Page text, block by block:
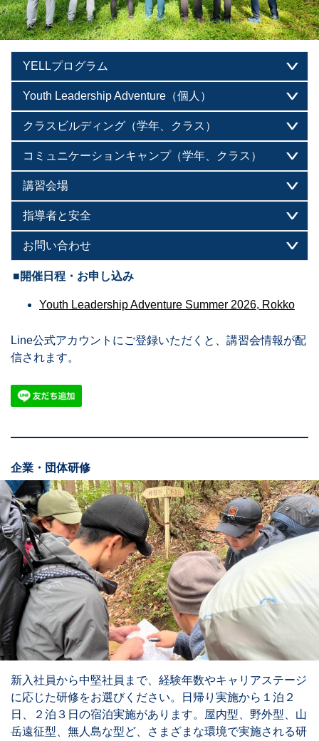
YELLプログラム
Youth Leadership Adventure（個人）
クラスビルディング（学年、クラス）
コミュニケーションキャンプ（学年、クラス）
講習会場
指導者と安全
お問い合わせ
■開催日程・お申し込み
Youth Leadership Adventure Summer 2026, Rokko
Line公式アカウントにご登録いただくと、講習会情報が配
信されます。
企業・団体研修
新入社員から中堅社員まで、経験年数やキャリアステージ
に応じた研修をお選びください。日帰り実施から１泊２
日、２泊３日の宿泊実施があります。屋内型、野外型、山
岳遠征型、無人島な型ど、さまざまな環境で実施される研